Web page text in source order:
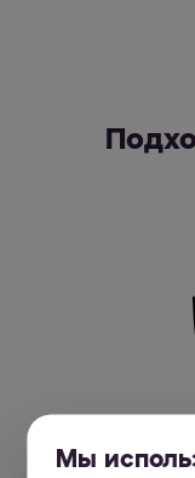
Мы